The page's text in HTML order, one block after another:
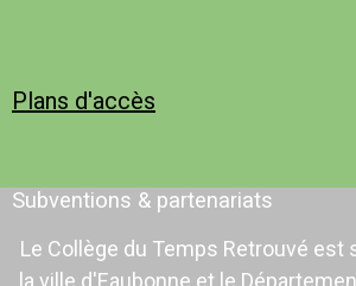
Plans d'accès
Subventions & partenariats
Le Collège du Temps Retrouvé est
la ville d'Eaubonne et le